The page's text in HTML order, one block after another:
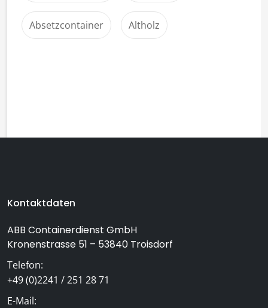
Absetzcontainer Altholz
Kontaktdaten
ABB Containerdienst GmbH
Kronenstrasse 51 – 53840 Troisdorf
Telefon:
+49 (0)2241 / 251 28 71
E-Mail: